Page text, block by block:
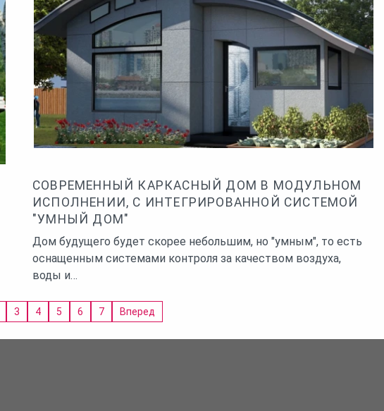
СОВРЕМЕННЫЙ КАРКАСНЫЙ ДОМ В МОДУЛЬНОМ
ИСПОЛНЕНИИ, С ИНТЕГРИРОВАННОЙ СИСТЕМОЙ
"УМНЫЙ ДОМ"
Дом будущего будет скорее небольшим, но "умным", то есть
оснащенным системами контроля за качеством воздуха,
воды и…
3 4 5 6 7 Вперед